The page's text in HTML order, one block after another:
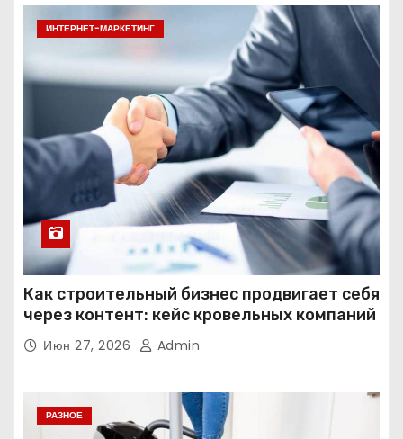
ИНТЕРНЕТ-МАРКЕТИНГ
Как строительный бизнес продвигает себя
через контент: кейс кровельных компаний
Июн 27, 2026 Admin
РАЗНОЕ